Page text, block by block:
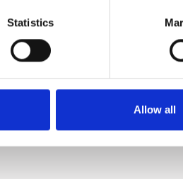
Statistics
Allow all